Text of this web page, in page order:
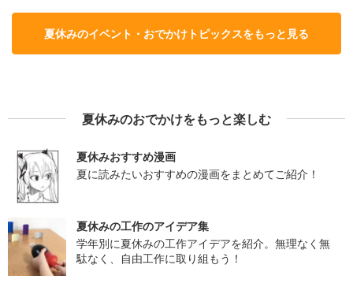
夏休みのイベント・おでかけトピックスをもっと見る
夏休みのおでかけをもっと楽しむ
夏休みおすすめ漫画
夏に読みたいおすすめの漫画をまとめてご紹介！
夏休みの工作のアイデア集
学年別に夏休みの工作アイデアを紹介。無理なく無
駄なく、自由工作に取り組もう！